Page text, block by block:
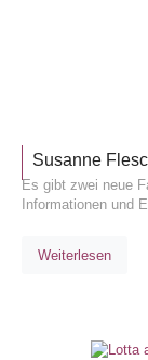
Susanne
Es gibt zwei neue
Informationen und
Weiterlesen